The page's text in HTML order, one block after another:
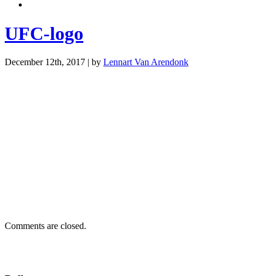
UFC-logo
December 12th, 2017 | by Lennart Van Arendonk
Comments are closed.